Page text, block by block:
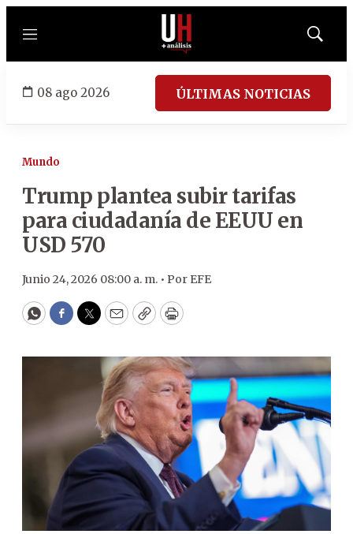
Menú
Mostrar
08 ago 2026 ÚLTIMAS NOTICIAS
Mundo
Trump plantea subir tarifas
para ciudadanía de EEUU en
USD 570
Junio 24, 2026 08:00 a. m. • Por EFE
WhatsApp
Facebook
Twitter
EmailCopyPrint